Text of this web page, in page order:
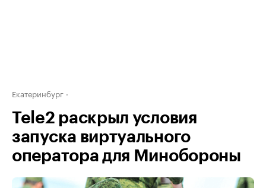
Екатеринбург
Tele2 раскрыл условия
запуска виртуального
оператора для Минобороны